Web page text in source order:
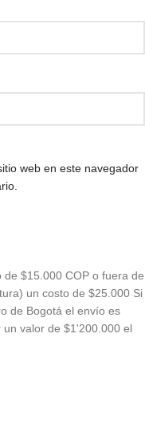
web en este navegador
$15.000 COP o fuera de
un costo de $25.000 Si
de Bogotá el envío es
valor de $1'200.000 el